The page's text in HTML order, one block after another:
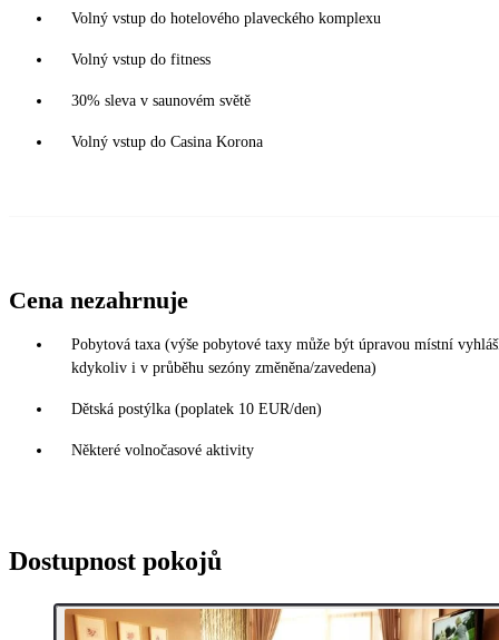
Volný vstup do hotelového plaveckého komplexu
Volný vstup do fitness
30% sleva v saunovém světě
Volný vstup do Casina Korona
Cena nezahrnuje
Pobytová taxa (výše pobytové taxy může být úpravou místní
kdykoliv i v průběhu sezóny změněna/zavedena)
Dětská postýlka (poplatek 10 EUR/den)
Některé volnočasové aktivity
Dostupnost pokojů